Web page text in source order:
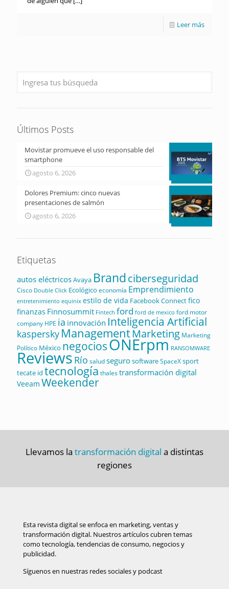
Leer más
Últimos Posts
Movistar promueve el uso responsable del
smartphone
agosto 6, 2026
Dolores Premium: cinco nuevas
presentaciones de salmón
agosto 6, 2026
Etiquetas
autos eléctricosAvaya Brandciberseguridad
Cisco Double Click Ecológico economía Emprendimiento
entretenimiento equinix estilo de vida Facebook Connectfico
finanzas Finnosummit Fintech ford ford de mexico ford motor
company HPE ia innovación Inteligencia Artificial
kaspersky ManagementMarketing Marketing
Político México negociosONErpm RANSOMWARE
Reviews Río saludsegurosoftwareSpaceXsport
tecate id tecnología thalestransformación digital
Veeam Weekender
Llevamos la transformación digital a distintas
regiones
Esta revista digital se enfoca en marketing, ventas y
transformación digital. Nuestros artículos cubren temas
como tecnología, tendencias de consumo, negocios y
publicidad.
Síguenos en nuestras redes sociales y podcast